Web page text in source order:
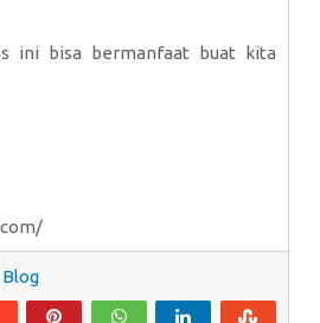
ini bisa bermanfaat buat kita